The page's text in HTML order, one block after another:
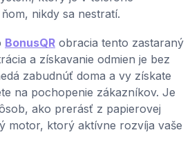
nikdy sa nestratí.
BonusQR obracia tento zastaraný
a získavanie odmien je bez
zabudnúť doma a vy získate
na pochopenie zákazníkov. Je
ako prerásť z papierovej
motor, ktorý aktívne rozvíja vaše